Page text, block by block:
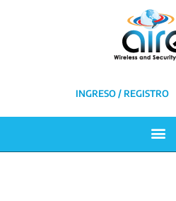
INGRESO / REGISTRO